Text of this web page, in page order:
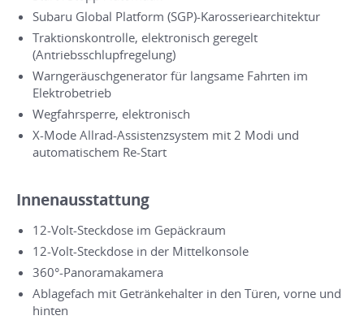
Subaru Global Platform (SGP)-Karosseriearchitektur
Traktionskontrolle, elektronisch geregelt
(Antriebsschlupfregelung)
Warngeräuschgenerator für langsame Fahrten im
Elektrobetrieb
Wegfahrsperre, elektronisch
X-Mode Allrad-Assistenzsystem mit 2 Modi und
automatischem Re-Start
Innenausstattung
12-Volt-Steckdose im Gepäckraum
12-Volt-Steckdose in der Mittelkonsole
360°-Panoramakamera
Ablagefach mit Getränkehalter in den Türen, vorne und
hinten